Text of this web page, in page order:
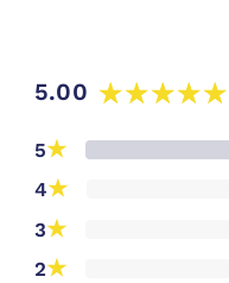
Ya sea para ti
querido, este
de celebrar el amor
5.00
5★
4★
3★
2★